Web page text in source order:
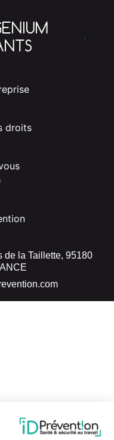
de la Taillette, 95180